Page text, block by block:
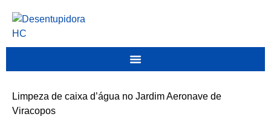
Limpeza de caixa d’água no Jardim Aeronave de
Viracopos